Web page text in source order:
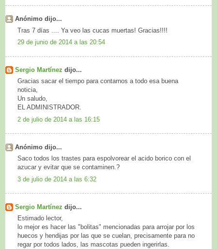
Anónimo dijo...
Tras 7 días .... Ya veo las cucas muertas! Gracias!!!!
29 de junio de 2014 a las 20:54
Sergio Martínez dijo...
Gracias sacar el tiempo para contarnos a todo esa buena
noticia,
Un saludo,
EL ADMINISTRADOR.
2 de julio de 2014 a las 16:15
Anónimo dijo...
Saco todos los trastes para espolvorear el acido borico con el
azucar y evitar que se contaminen.?
3 de julio de 2014 a las 6:32
Sergio Martínez dijo...
Estimado lector,
lo mejor es hacer las "bolitas" mencionadas para arrojar por los
huecos y hendijas por las que se cuelan, precisamente para no
regar por todos lados, las mascotas pueden ingerirlas.